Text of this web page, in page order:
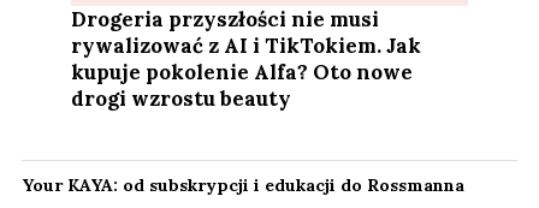
Drogeria przyszłości nie musi
rywalizować z AI i TikTokiem. Jak
kupuje pokolenie Alfa? Oto nowe
drogi wzrostu beauty
Your KAYA: od subskrypcji i edukacji do Rossmanna